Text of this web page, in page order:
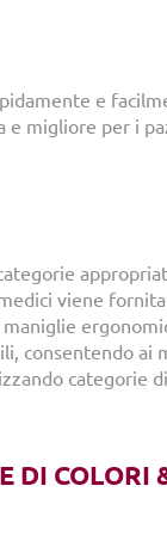
e
e migliore per i
viene
consentendo ai
categorie
DI COLORI